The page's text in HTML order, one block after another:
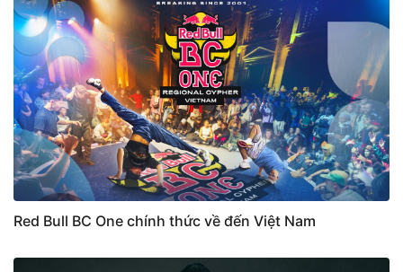
Red Bull BC One chính thức về đến Việt Nam